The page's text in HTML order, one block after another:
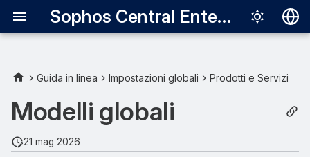
Sophos Central Enterprise
English
Italiano
Guida in linea Impostazioni globali Prodotti e Servizi
Modelli globali
21 mag 2026